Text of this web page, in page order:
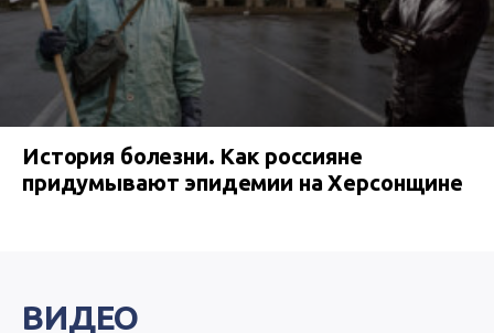
История болезни. Как россияне
придумывают эпидемии на Херсонщине
ВИДЕО